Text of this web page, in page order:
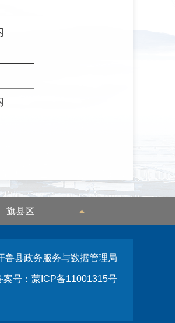
旗县区
鲁县政务服务与数据管理局
案号：蒙ICP备11001315号